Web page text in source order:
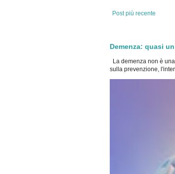
Post più recente
Demenza: quasi
La demenza non è
sulla prevenzione,